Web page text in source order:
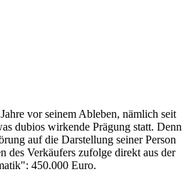
vor seinem Ableben, nämlich seit
dubios wirkende Prägung statt. Denn
auf die Darstellung seiner Person
des Verkäufers zufolge direkt aus der
450.000 Euro.